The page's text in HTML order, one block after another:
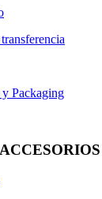
Packaging